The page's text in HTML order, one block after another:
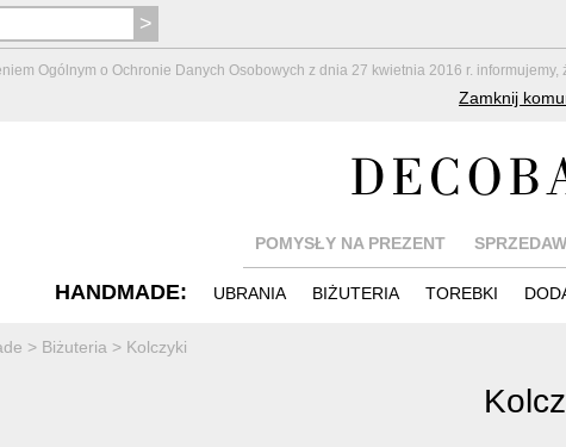
Ogólnym o Ochronie Danych Osobowych z dnia 27 kwietnia 2016 r.
Zamknij
POMYSŁY NA PREZENT
HANDMADE: UBRANIA BIŻUTERIA TOREBKI
> Biżuteria > Kolczyki